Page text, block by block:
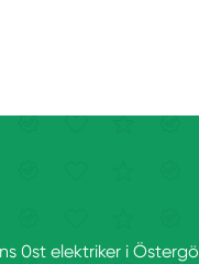
0st elektriker i